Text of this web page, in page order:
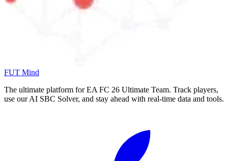
FUT Mind
The ultimate platform for EA FC 26 Ultimate Team. Track players,
use our AI SBC Solver, and stay ahead with real-time data and tools.